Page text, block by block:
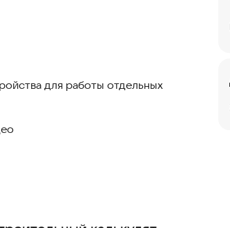
для работы отдельных